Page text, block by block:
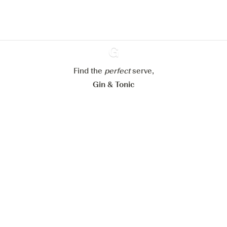
Ginventory
Find the perfectserve,
Gin & Tonic
Paramétrer mes cookies
Refuser tout Accepter tout